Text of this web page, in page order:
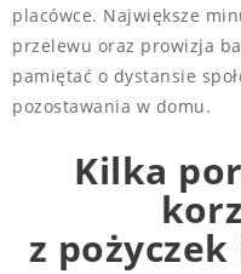
placówce. Największe
przelewu oraz prowizja
pamiętać o dystansie
pozostawania w domu.
Kilka
z